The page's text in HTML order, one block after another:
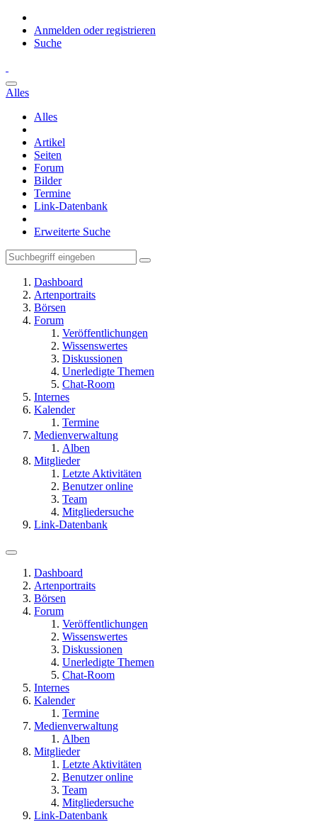
Anmelden oder registrieren
Suche
Alles
Alles
Artikel
Seiten
Forum
Bilder
Termine
Link-Datenbank
Erweiterte Suche
Dashboard
Artenportraits
Börsen
Forum
Veröffentlichungen
Wissenswertes
Diskussionen
Unerledigte Themen
Chat-Room
Internes
Kalender
Termine
Medienverwaltung
Alben
Mitglieder
Letzte Aktivitäten
Benutzer online
Team
Mitgliedersuche
Link-Datenbank
Dashboard
Artenportraits
Börsen
Forum
Veröffentlichungen
Wissenswertes
Diskussionen
Unerledigte Themen
Chat-Room
Internes
Kalender
Termine
Medienverwaltung
Alben
Mitglieder
Letzte Aktivitäten
Benutzer online
Team
Mitgliedersuche
Link-Datenbank